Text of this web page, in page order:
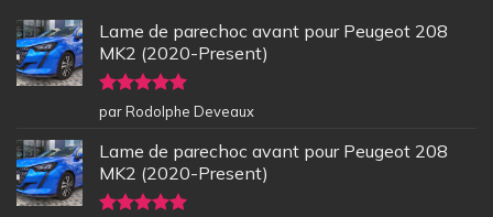
Lame de parechoc avant pour Peugeot 208
MK2 (2020-Present)
Note5sur
5
par Rodolphe Deveaux
Lame de parechoc avant pour Peugeot 208
MK2 (2020-Present)